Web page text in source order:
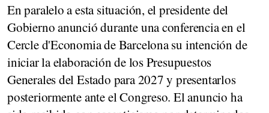
En paralelo a esta situación, el presidente del
Gobierno anunció durante una conferencia en el
Cercle d'Economia de Barcelona su intención de
iniciar la elaboración de los Presupuestos
Generales del Estado para 2027 y presentarlos
posteriormente ante el Congreso. El anuncio ha